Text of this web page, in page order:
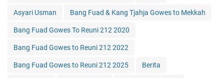
Asyari Usman Bang Fuad & Kang Tjahja Gowes to Mekkah
Bang Fuad Gowes To Reuni 212 2020
Bang Fuad Gowes to Reuni 212 2022
Bang Fuad Gowes to Reuni 212 2025 Berita